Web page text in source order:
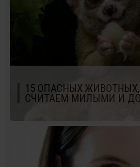
15 ОПАСНЫХ
СЧИТАЕМ МИЛЫМИ И